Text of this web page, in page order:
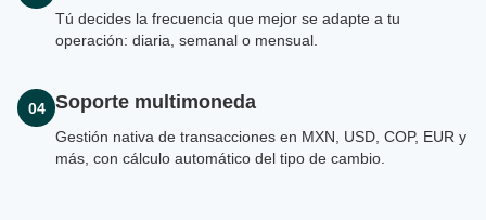
Tú decides la frecuencia que mejor se adapte a tu
operación: diaria, semanal o mensual.
04 Soporte multimoneda
Gestión nativa de transacciones en MXN, USD, COP, EUR y
más, con cálculo automático del tipo de cambio.